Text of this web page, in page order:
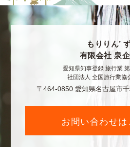
もりりん’
有限会社 泉
愛知県知事登録 旅行業
社団法人 全国旅行業協
〒464-0850 愛知県名古屋市
お問い合わせは